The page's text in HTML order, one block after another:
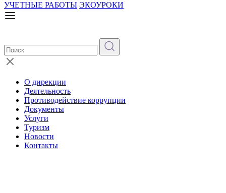
УЧЕТНЫЕ РАБОТЫ ЭКОУРОКИ
О дирекции
Деятельность
Противодействие коррупции
Документы
Услуги
Туризм
Новости
Контакты